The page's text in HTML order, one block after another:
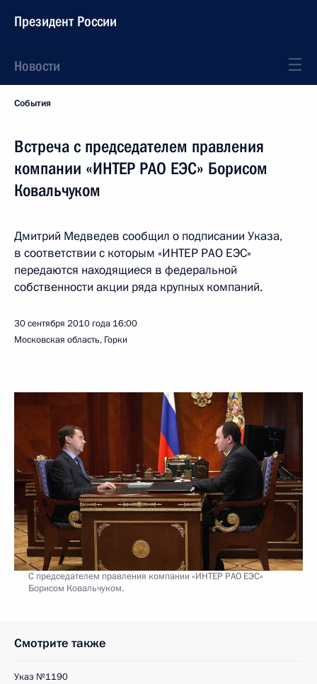
Президент России
Новости
События
Встреча с председателем правления
компании «ИНТЕР РАО ЕЭС» Борисом
Ковальчуком
Дмитрий Медведев сообщил о подписании Указа,
в соответствии с которым «ИНТЕР РАО ЕЭС»
передаются находящиеся в федеральной
собственности акции ряда крупных компаний.
30 сентября 2010 года 16:00
Московская область, Горки
С председателем правления компании «ИНТЕР РАО ЕЭС»
Борисом Ковальчуком.
Смотрите также
Указ №1190